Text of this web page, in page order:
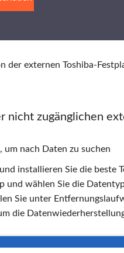
der externen Toshiba-
zugänglichen
um nach Daten zu suchen
installieren Sie die beste
und wählen Sie die
Sie unter
die